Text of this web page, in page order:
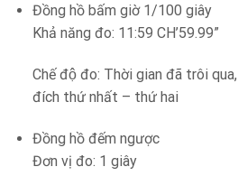
Đồng hồ bấm giờ 1/100 giây
Khả năng đo: 11:59 CH’59.99”
Chế độ đo: Thời gian đã trôi
đích thứ nhất – thứ hai
Đồng hồ đếm ngược
Đơn vị đo: 1 giây